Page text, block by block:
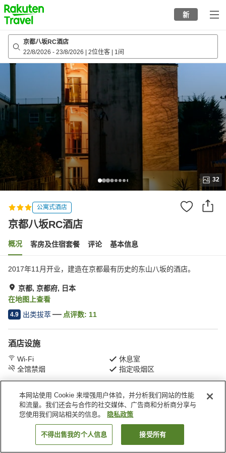
to
top
page
新
京都八坂RC酒店
22/8/2026 - 23/8/2026 2位住客 1间
32
公寓式酒店
京都八坂RC酒店
概况 客房及住宿套餐 评论 基本信息
2017年11月开业，建造在京都最有历史的东山八坂的酒店。
京都, 京都府, 日本
在地图上查看
4.9 出类拔萃 点评数: 11
酒店设施
Wi-Fi
休息室
全馆禁烟
指定吸烟区
首页 日本 京都府 京都 京都八坂RC酒店
搜索客房
本网站使用 Cookie 来增强用户体验，并分析我们网站的性能
和流量。我们还会与合作的社交媒体、广告商和分析商分享与
您使用我们网站相关的信息。
隐私政策
不得出售我的个人信息 接受所有